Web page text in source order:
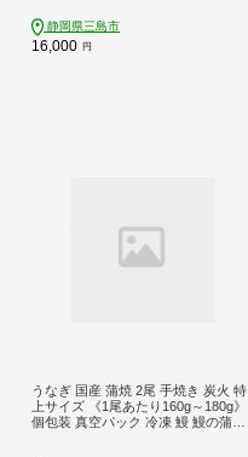
食 非常用 備蓄 災害備蓄 ローリング
ストック 飲むゼリー 小腹 非常食 手
軽 常温保存 持ち運び便利 三島市 静
静岡県三島市
16,000 円
うなぎ 国産 蒲焼 2尾 手焼き 炭火 特
上サイズ 《1尾あたり160g～180g》
個包装 真空パック 冷凍 鰻 鰻の蒲焼